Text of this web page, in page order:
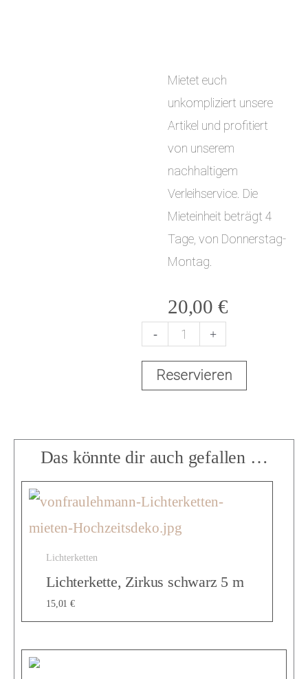
Mietet euch
unkompliziert unsere
Artikel und profitiert
von unserem
nachhaltigem
Verleihservice. Die
Mieteinheit beträgt 4
Tage, von Donnerstag-
Montag.
20,00 €
-
B
a
c
k
o
+
Reservieren
Das könnte dir auch gefallen …
Lichterketten
Lichterkette, Zirkus schwarz 5 m
15,01 €